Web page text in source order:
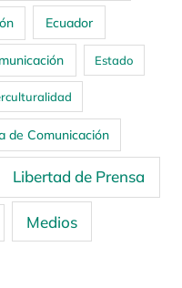
Ecuador
Estado
de Comunicación
Libertad de Prensa
Medios